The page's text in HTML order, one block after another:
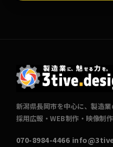
新潟県長岡市を中心に、製造業
採用広報・WEB制作・映像制作
070-8984-4466